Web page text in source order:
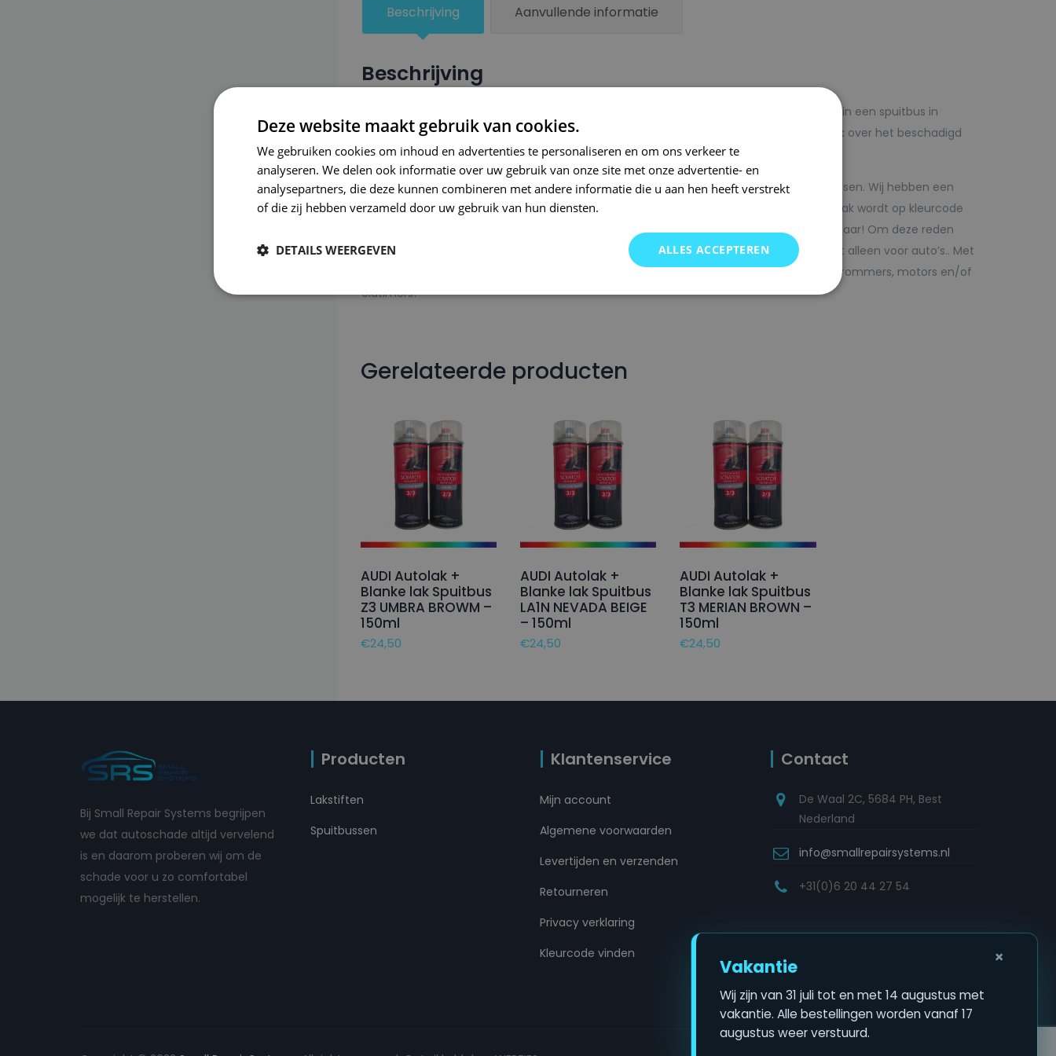
aantal
Beschrijving Aanvullende informatie
Beschrijving
Een groter beschadigd oppervlak van je auto behandel je nu zelf voordelig met autolak in een spuitbus in
combinatie met blanke lak van Small Repair Systems. U dient op voorhand de blanke lak over het beschadigd
oppervlak te spuiten zodat de kleurlak beter hecht.
Bij SRS bent u aan het juiste adres wanneer het gaat om hoge kwaliteit autolak spuitbussen. Wij hebben een
gigantisch assortiment met oneindig veel kleurencombinaties in ons arsenaal. De autolak wordt op kleurcode
of kleurnaam gemaakt en is afgevuld met professionele verf. Direct uit voorraad leverbaar! Om deze reden
garanderen wij dat u altijd de gewenste kleur voor uw auto bij SRS kunt vinden. Maar niet alleen voor auto’s.. Met
onze A-kwaliteit spuitbussen kunt u bij ons ook terecht voor bedrijfswagens, scooters, brommers, motors en/of
oldtimers!
Gerelateerde producten
AUDI Autolak +
Blanke lak Spuitbus
Z3 UMBRA BROWM –
150ml
€24,50
AUDI Autolak +
Blanke lak Spuitbus
LA1N NEVADA BEIGE
– 150ml
€24,50
AUDI Autolak +
Blanke lak Spuitbus
T3 MERIAN BROWN –
150ml
€24,50
Bij Small Repair Systems begrijpen
we dat autoschade altijd vervelend
is en daarom proberen wij om de
schade voor u zo comfortabel
mogelijk te herstellen.
Producten
Lakstiften
Spuitbussen
Klantenservice
Mijn account
Algemene voorwaarden
Levertijden en verzenden
Retourneren
Privacy verklaring
Kleurcode vinden
Contact
De Waal 2C, 5684 PH, Best
Nederland
info@smallrepairsystems.nl
+31(0)6 20 44 27 54
×
Vakantie
Wij zijn van 31 juli tot en met 14 augustus met
vakantie. Alle bestellingen worden vanaf 17
augustus weer verstuurd.
Deze website maakt gebruik van cookies.
We gebruiken cookies om inhoud en advertenties te personaliseren en om ons verkeer te
analyseren. We delen ook informatie over uw gebruik van onze site met onze advertentie- en
analysepartners, die deze kunnen combineren met andere informatie die u aan hen heeft verstrekt
of die zij hebben verzameld door uw gebruik van hun diensten.
ALLES ACCEPTEREN
DETAILS WEERGEVEN